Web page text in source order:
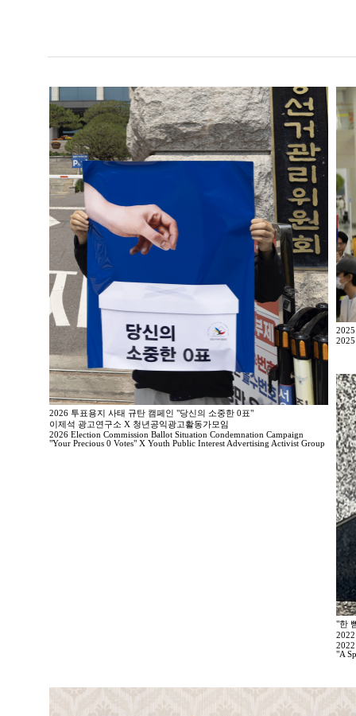
2026 투표용지 사태 규탄 캠페인 "당신의 소중한 0표"
이제석 광고연구소 X 청년공익광고활동가모임
2026 Election Commission Ballot Situation Condemnation Campaign
"Your Precious 0 Votes" X Youth Public Interest Advertising Activist Group
2025
"한
"A